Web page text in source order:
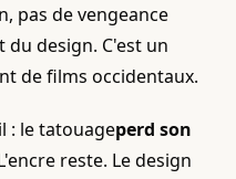
pas de vengeance
design. C'est un
de films occidentaux.
: le tatouageperd son
reste. Le design